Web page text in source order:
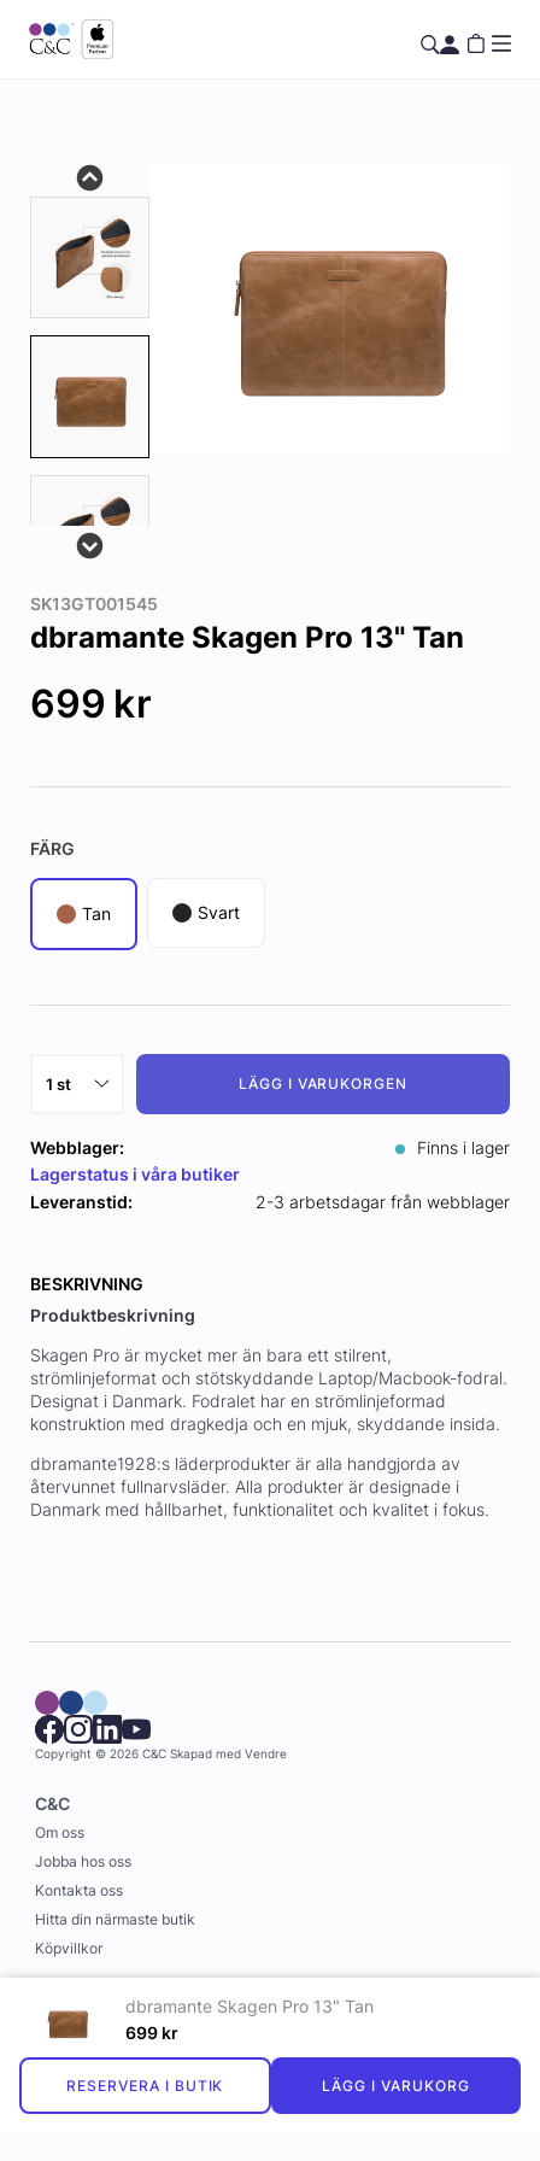
SK13GT001545
dbramante Skagen Pro 13" Tan
699 kr
FÄRG
Tan Svart
LÄGG I VARUKORGEN
dbramante Skagen Pro 13" Tan
699 kr
RESERVERA I BUTIK LÄGG I VARUKORG
Webblager:
Finns i lager
Lagerstatus i våra butiker
Leveranstid:
2-3 arbetsdagar från webblager
BESKRIVNING
Produktbeskrivning
Skagen Pro är mycket mer än bara ett stilrent,
strömlinjeformat och stötskyddande Laptop/Macbook-fodral.
Designat i Danmark. Fodralet har en strömlinjeformad
konstruktion med dragkedja och en mjuk, skyddande insida.
dbramante1928:s läderprodukter är alla handgjorda av
återvunnet fullnarvsläder. Alla produkter är designade i
Danmark med hållbarhet, funktionalitet och kvalitet i fokus.
Copyright © 2026 C&C Skapad med Vendre
C&C
Om oss
Jobba hos oss
Kontakta oss
Hitta din närmaste butik
Köpvillkor
Information
Leverans och betalning
Cookies
Personuppgiftspolicy